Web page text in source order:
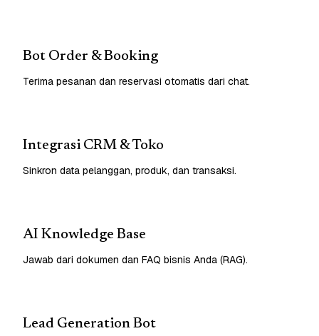
Bot Order & Booking
Terima pesanan dan reservasi otomatis dari chat.
Integrasi CRM & Toko
Sinkron data pelanggan, produk, dan transaksi.
AI Knowledge Base
Jawab dari dokumen dan FAQ bisnis Anda (RAG).
Lead Generation Bot